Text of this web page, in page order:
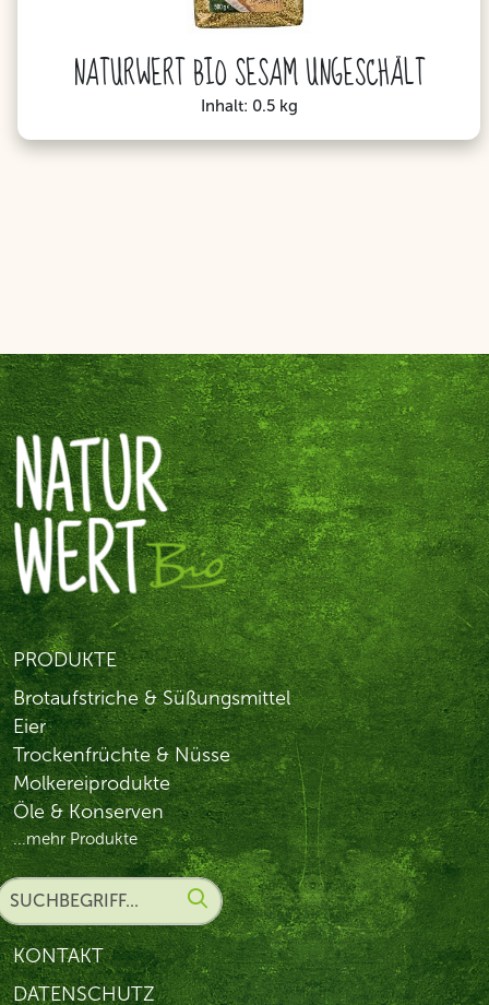
NATURWERT BIO SESAM UNGESCHÄLT
Inhalt: 0.5 kg
PRODUKTE
Brotaufstriche & Süßungsmittel
Eier
Trockenfrüchte & Nüsse
Molkereiprodukte
Öle & Konserven
...mehr Produkte
KONTAKT
DATENSCHUTZ